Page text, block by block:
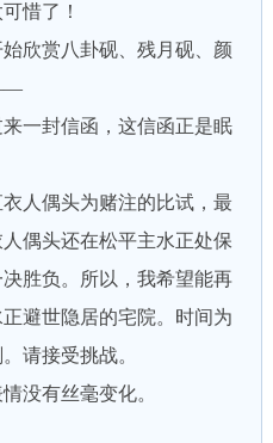
惜了！
赏八卦砚、残月砚、颜
一封信函，这信函正是眠
偶头为赌注的比试，最
偶头还在松平主水正处保
胜负。所以，我希望能再
避世隐居的宅院。时间为
请接受挑战。
有丝毫变化。